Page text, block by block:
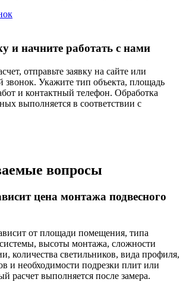
и начните работать с нами
отправьте заявку на сайте или
звонок. Укажите тип объекта, площадь
и контактный телефон. Обработка
выполняется в соответствии с
вопросы
цена монтажа подвесного
от площади помещения, типа
высоты монтажа, сложности
количества светильников, вида профиля,
и необходимости подрезки плит или
расчет выполняется после замера.